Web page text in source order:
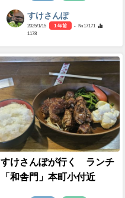
すけさんぽ
2025/1/15 1 年前
- №17171
1178
すけさんぽが行く ランチ
「和舎門」本町小付近